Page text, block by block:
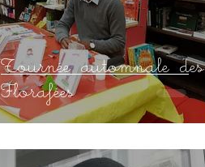
Tournée automnale des
Florafées